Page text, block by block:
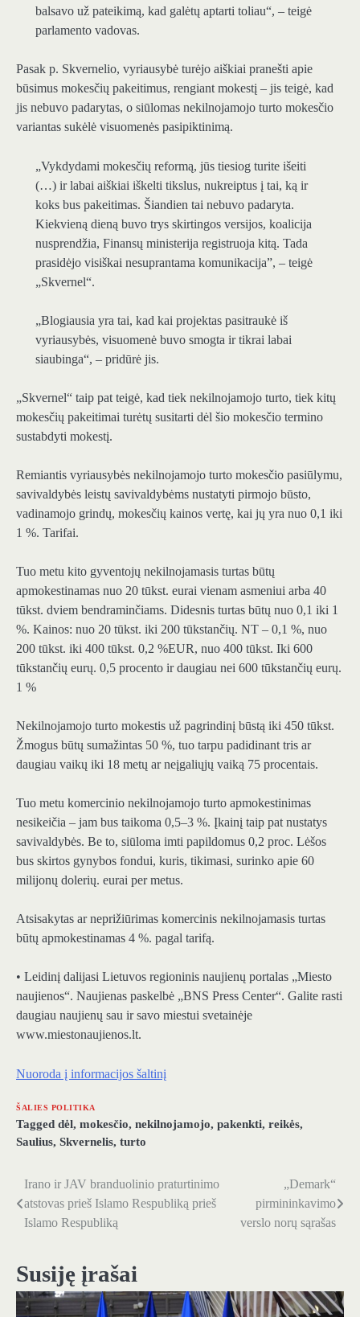
balsavo už pateikimą, kad galėtų aptarti toliau“, – teigė
parlamento vadovas.
Pasak p. Skvernelio, vyriausybė turėjo aiškiai pranešti apie
būsimus mokesčių pakeitimus, rengiant mokestį – jis teigė, kad
jis nebuvo padarytas, o siūlomas nekilnojamojo turto mokesčio
variantas sukėlė visuomenės pasipiktinimą.
„Vykdydami mokesčių reformą, jūs tiesiog turite išeiti
(…) ir labai aiškiai iškelti tikslus, nukreiptus į tai, ką ir
koks bus pakeitimas. Šiandien tai nebuvo padaryta.
Kiekvieną dieną buvo trys skirtingos versijos, koalicija
nusprendžia, Finansų ministerija registruoja kitą. Tada
prasidėjo visiškai nesuprantama komunikacija”, – teigė
„Skvernel“.
„Blogiausia yra tai, kad kai projektas pasitraukė iš
vyriausybės, visuomenė buvo smogta ir tikrai labai
siaubinga“, – pridūrė jis.
„Skvernel“ taip pat teigė, kad tiek nekilnojamojo turto, tiek kitų
mokesčių pakeitimai turėtų susitarti dėl šio mokesčio termino
sustabdyti mokestį.
Remiantis vyriausybės nekilnojamojo turto mokesčio pasiūlymu,
savivaldybės leistų savivaldybėms nustatyti pirmojo būsto,
vadinamojo grindų, mokesčių kainos vertę, kai jų yra nuo 0,1 iki
1 %. Tarifai.
Tuo metu kito gyventojų nekilnojamasis turtas būtų
apmokestinamas nuo 20 tūkst. eurai vienam asmeniui arba 40
tūkst. dviem bendraminčiams. Didesnis turtas būtų nuo 0,1 iki 1
%. Kainos: nuo 20 tūkst. iki 200 tūkstančių. NT – 0,1 %, nuo
200 tūkst. iki 400 tūkst. 0,2 %EUR, nuo 400 tūkst. Iki 600
tūkstančių eurų. 0,5 procento ir daugiau nei 600 tūkstančių eurų.
1 %
Nekilnojamojo turto mokestis už pagrindinį būstą iki 450 tūkst.
Žmogus būtų sumažintas 50 %, tuo tarpu padidinant tris ar
daugiau vaikų iki 18 metų ar neįgaliųjų vaiką 75 procentais.
Tuo metu komercinio nekilnojamojo turto apmokestinimas
nesikeičia – jam bus taikoma 0,5–3 %. Įkainį taip pat nustatys
savivaldybės. Be to, siūloma imti papildomus 0,2 proc. Lėšos
bus skirtos gynybos fondui, kuris, tikimasi, surinko apie 60
milijonų dolerių. eurai per metus.
Atsisakytas ar neprižiūrimas komercinis nekilnojamasis turtas
būtų apmokestinamas 4 %. pagal tarifą.
• Leidinį dalijasi Lietuvos regioninis naujienų portalas „Miesto
naujienos“. Naujienas paskelbė „BNS Press Center“. Galite rasti
daugiau naujienų sau ir savo miestui svetainėje
www.miestonaujienos.lt.
Nuoroda į informacijos šaltinį
ŠALIES POLITIKA
Tagged dėl, mokesčio, nekilnojamojo, pakenkti, reikės,
Saulius, Skvernelis, turto
Navigacija
tarp
Irano ir JAV branduolinio praturtinimo
atstovas prieš Islamo Respubliką prieš
Islamo Respubliką
„Demark“
pirmininkavimo
verslo norų sąrašas
Susiję įrašai